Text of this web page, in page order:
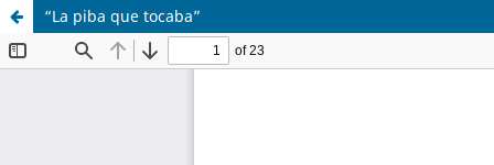
“La piba que tocaba”